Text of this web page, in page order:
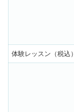
体験レッスン（税込）